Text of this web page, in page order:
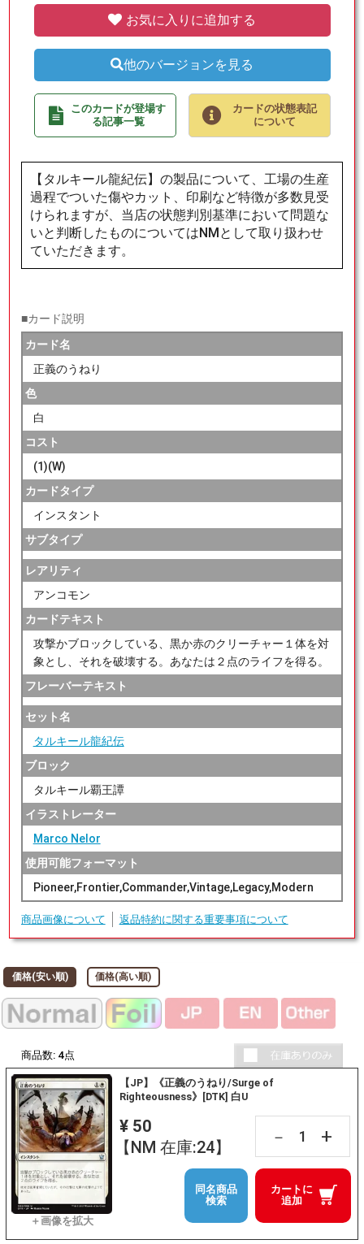
お気に入りに追加する
他のバージョンを見る
このカードが登場す
る記事一覧
カードの状態表記
について
【タルキール龍紀伝】の製品について、工場の生産
過程でついた傷やカット、印刷など特徴が多数見受
けられますが、当店の状態判別基準において問題な
いと判断したものについてはNMとして取り扱わせ
ていただきます。
■カード説明
カード名
正義のうねり
色
白
コスト
(1)(W)
カードタイプ
インスタント
サブタイプ
レアリティ
アンコモン
カードテキスト
攻撃かブロックしている、黒か赤のクリーチャー１体を対
象とし、それを破壊する。あなたは２点のライフを得る。
フレーバーテキスト
セット名
タルキール龍紀伝
ブロック
タルキール覇王譚
イラストレーター
Marco Nelor
使用可能フォーマット
Pioneer,Frontier,Commander,Vintage,Legacy,Modern
商品画像について 返品特約に関する重要事項について
価格(安い順) 価格(高い順)
商品数: 4点
【JP】《正義のうねり/Surge of
Righteousness》[DTK] 白U
¥ 50
【NM 在庫:24】
－ +
カートに
追加
同名商品
検索